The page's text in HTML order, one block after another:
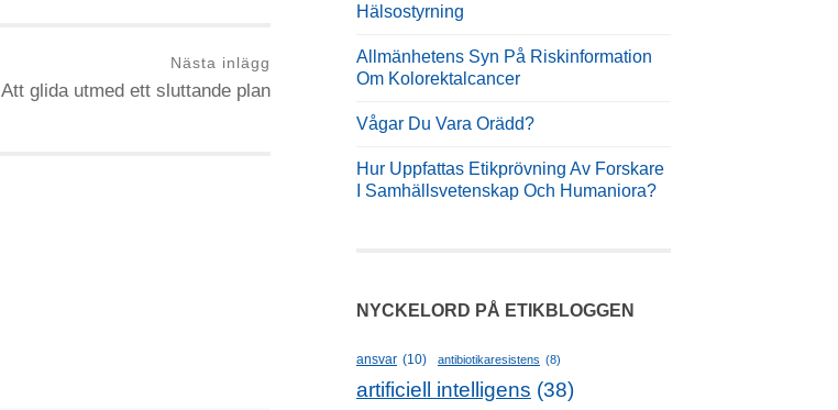
Nästa inlägg
Att glida utmed ett sluttande plan
Hälsostyrning
Allmänhetens Syn På Riskinformation
Om Kolorektalcancer
Vågar Du Vara Orädd?
Hur Uppfattas Etikprövning Av Forskare
I Samhällsvetenskap Och Humaniora?
NYCKELORD PÅ ETIKBLOGGEN
ansvar (10) antibiotikaresistens (8)
artificiell intelligens (38)